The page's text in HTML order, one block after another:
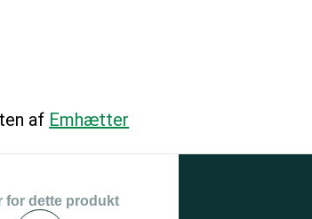
af Emhætter
for dette produkt